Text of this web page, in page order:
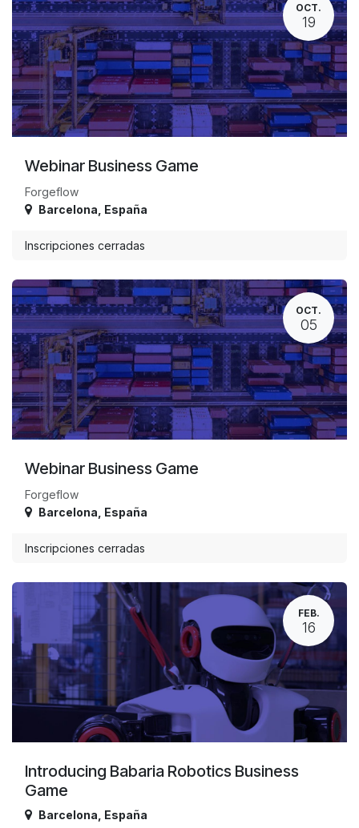
OCT.
19
Webinar Business Game
Forgeflow
Barcelona España
Inscripciones cerradas
OCT.
05
Webinar Business Game
Forgeflow
Barcelona España
Inscripciones cerradas
FEB.
16
Introducing Babaria Robotics Business
Game
Barcelona España